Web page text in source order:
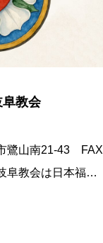
阜教会
鷺山南21-43 FAX
阜教会は日本福音